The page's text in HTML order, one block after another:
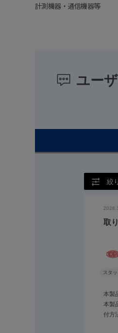
計測機器・通信機器等
ユー
絞
取
本製
本製
付方